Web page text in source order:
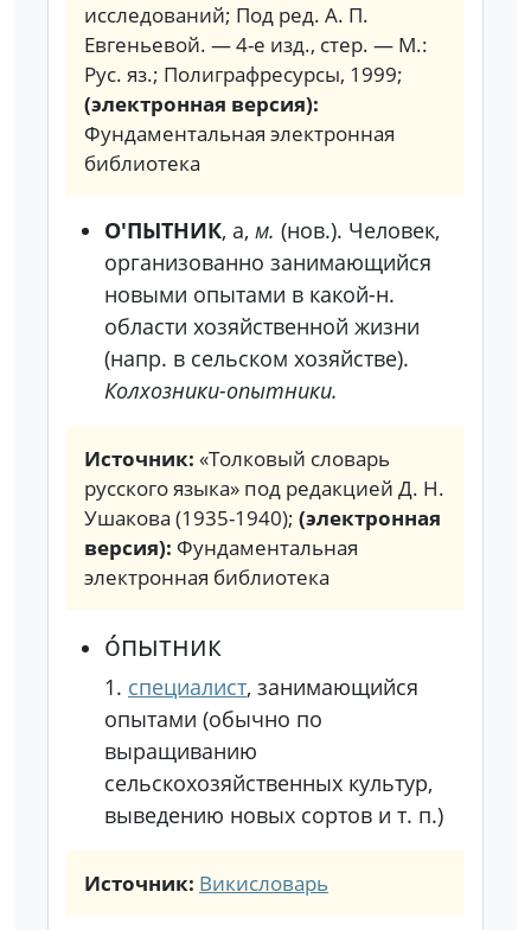
исследований; Под ред. А. П.
Евгеньевой. — 4-е изд., стер. — М.:
Рус. яз.; Полиграфресурсы, 1999;
(электронная версия):
Фундаментальная электронная
библиотека
О'ПЫТНИК, а, м. (нов.). Человек,
организованно занимающийся
новыми опытами в какой-н.
области хозяйственной жизни
(напр. в сельском хозяйстве).
Колхозники-опытники.
Источник: «Толковый словарь
русского языка» под редакцией Д. Н.
Ушакова (1935-1940); (электронная
версия): Фундаментальная
электронная библиотека
о́пытник
1. специалист, занимающийся
опытами (обычно по
выращиванию
сельскохозяйственных культур,
выведению новых сортов и т. п.)
Источник: Викисловарь